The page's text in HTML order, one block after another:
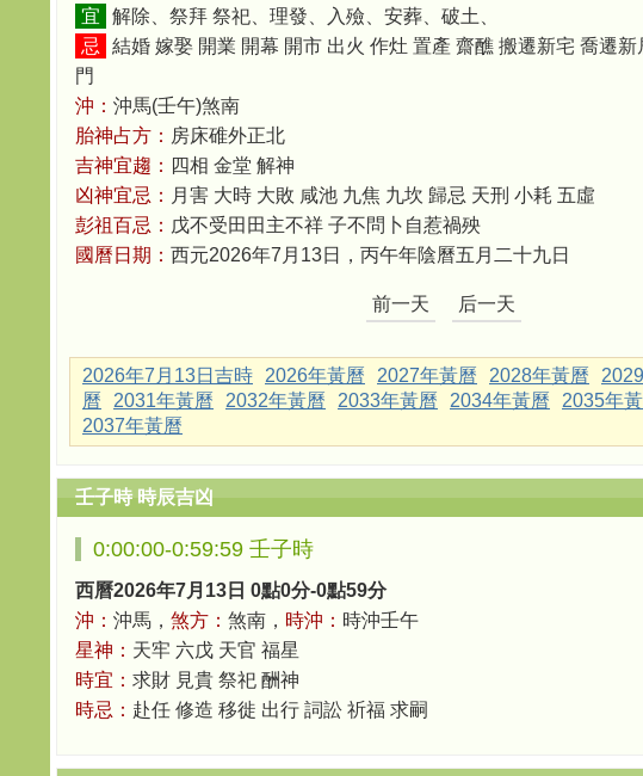
宜
解除、祭拜 祭祀、理發、入殮、安葬、破土、
忌
結婚 嫁娶 開業 開幕 開市 出火 作灶 置產 齋醮 搬遷新宅 喬遷
門
沖： 沖馬(壬午)煞南
胎神占方： 房床碓外正北
吉神宜趨： 四相 金堂 解神
凶神宜忌： 月害 大時 大敗 咸池 九焦 九坎 歸忌 天刑 小耗 五虛
彭祖百忌： 戊不受田田主不祥 子不問卜自惹禍殃
國曆日期： 西元2026年7月13日，丙午年陰曆五月二十九日
前一天 后一天
2026年7月13日吉時 2026年黃曆 2027年黃曆 2028年黃曆
曆
2031年黃曆 2032年黃曆 2033年黃曆 2034年黃曆 2035年
2037年黃曆
壬子時 時辰吉凶
0:00:00-0:59:59 壬子時
西曆2026年7月13日 0點0分-0點59分
沖： 沖馬， 煞方： 煞南， 時沖： 時沖壬午
星神： 天牢 六戊 天官 福星
時宜： 求財 見貴 祭祀 酬神
時忌： 赴任 修造 移徙 出行 詞訟 祈福 求嗣